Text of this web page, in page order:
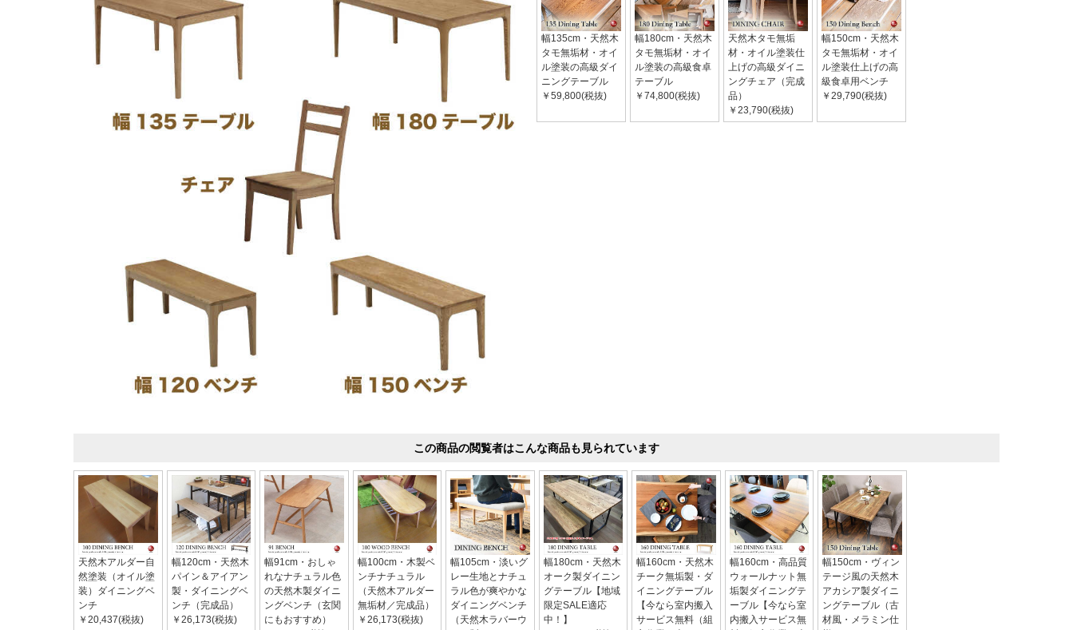
幅135cm・天然木
タモ無垢材・オイ
ル塗装の高級ダイ
ニングテーブル
￥59,800(税抜)
幅180cm・天然木
タモ無垢材・オイ
ル塗装の高級食卓
テーブル
￥74,800(税抜)
天然木タモ無垢
材・オイル塗装仕
上げの高級ダイニ
ングチェア（完成
品）
￥23,790(税抜)
幅150cm・天然木
タモ無垢材・オイ
ル塗装仕上げの高
級食卓用ベンチ
￥29,790(税抜)
この商品の閲覧者はこんな商品も見られています
天然木アルダー自
然塗装（オイル塗
装）ダイニングベ
ンチ
￥20,437(税抜)
幅120cm・天然木
パイン＆アイアン
製・ダイニングベ
ンチ（完成品）
￥26,173(税抜)
幅91cm・おしゃ
れなナチュラル色
の天然木製ダイニ
ングベンチ（玄関
にもおすすめ）
幅100cm・木製ベ
ンチナチュラル
（天然木アルダー
無垢材／完成品）
￥26,173(税抜)
幅105cm・淡いグ
レー生地とナチュ
ラル色が爽やかな
ダイニングベンチ
（天然木ラバーウ
幅180cm・天然木
オーク製ダイニン
グテーブル【地域
限定SALE適応
中！】
幅160cm・天然木
チーク無垢製・ダ
イニングテーブル
【今なら室内搬入
サービス無料（組
幅160cm・高品質
ウォールナット無
垢製ダイニングテ
ーブル【今なら室
内搬入サービス無
幅150cm・ヴィン
テージ風の天然木
アカシア製ダイニ
ングテーブル（古
材風・メラミン仕